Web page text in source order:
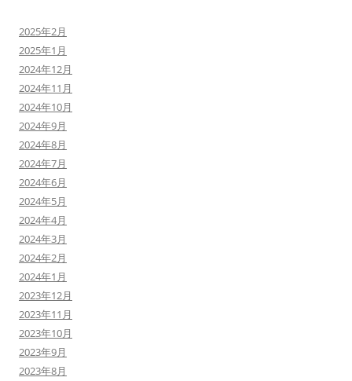
2025年2月
2025年1月
2024年12月
2024年11月
2024年10月
2024年9月
2024年8月
2024年7月
2024年6月
2024年5月
2024年4月
2024年3月
2024年2月
2024年1月
2023年12月
2023年11月
2023年10月
2023年9月
2023年8月